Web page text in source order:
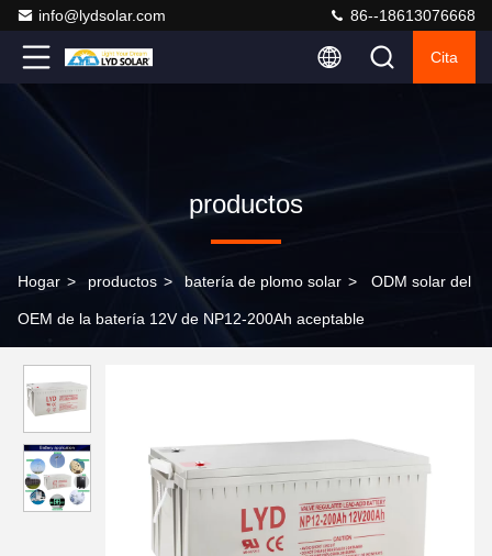
info@lydsolar.com 86--18613076668
Cita
productos
Hogar > productos > batería de plomo solar > ODM solar del
OEM de la batería 12V de NP12-200Ah aceptable